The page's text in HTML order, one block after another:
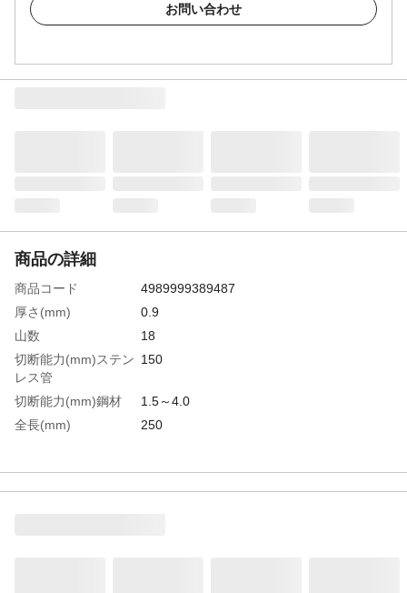
お問い合わせ
商品の詳細
商品コード
4989999389487
厚さ(mm)
0.9
山数
18
切断能力(mm)ステン
レス管
150
切断能力(mm)鋼材
1.5～4.0
全長(mm)
250
切断能力(mm)ステン
レス鋼
2.5